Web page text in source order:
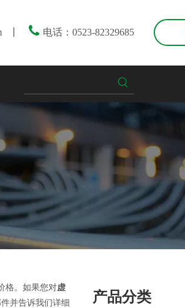
 电话：0523-82329685
格。如果您对虚
并告诉我们详细
产品分类